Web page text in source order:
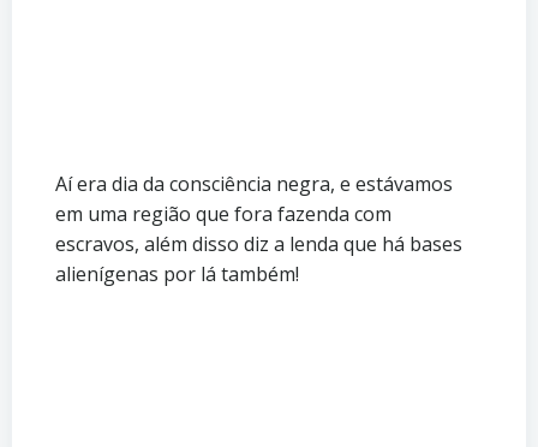
Aí era dia da consciência negra, e estávamos
em uma região que fora fazenda com
escravos, além disso diz a lenda que há bases
alienígenas por lá também!